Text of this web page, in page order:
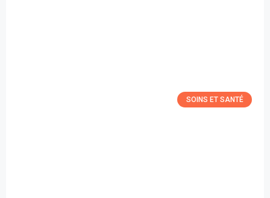
SOINS ET SANTÉ